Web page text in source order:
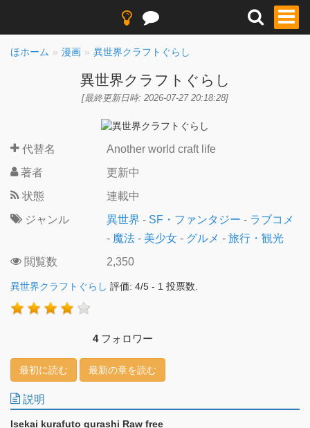
ほホーム 漫画 異世界クラフトぐらし
異世界クラフトぐらし
[最終更新日時: 2026-07-27 20:18:28]
代替名
Another world craft life
著者
更新中
状態
連載中
ジャンル
異世界 - SF・ファンタジー - ラブコメ
- 魔法 - 美少女 - グルメ -旅行・観光
閲覧数
2,350
異世界クラフトぐらし 評価: 4/5 - 1 投票数.
4フォロワー
最初に読む 最新の章を読む
説明
Isekai kurafuto gurashi Raw free